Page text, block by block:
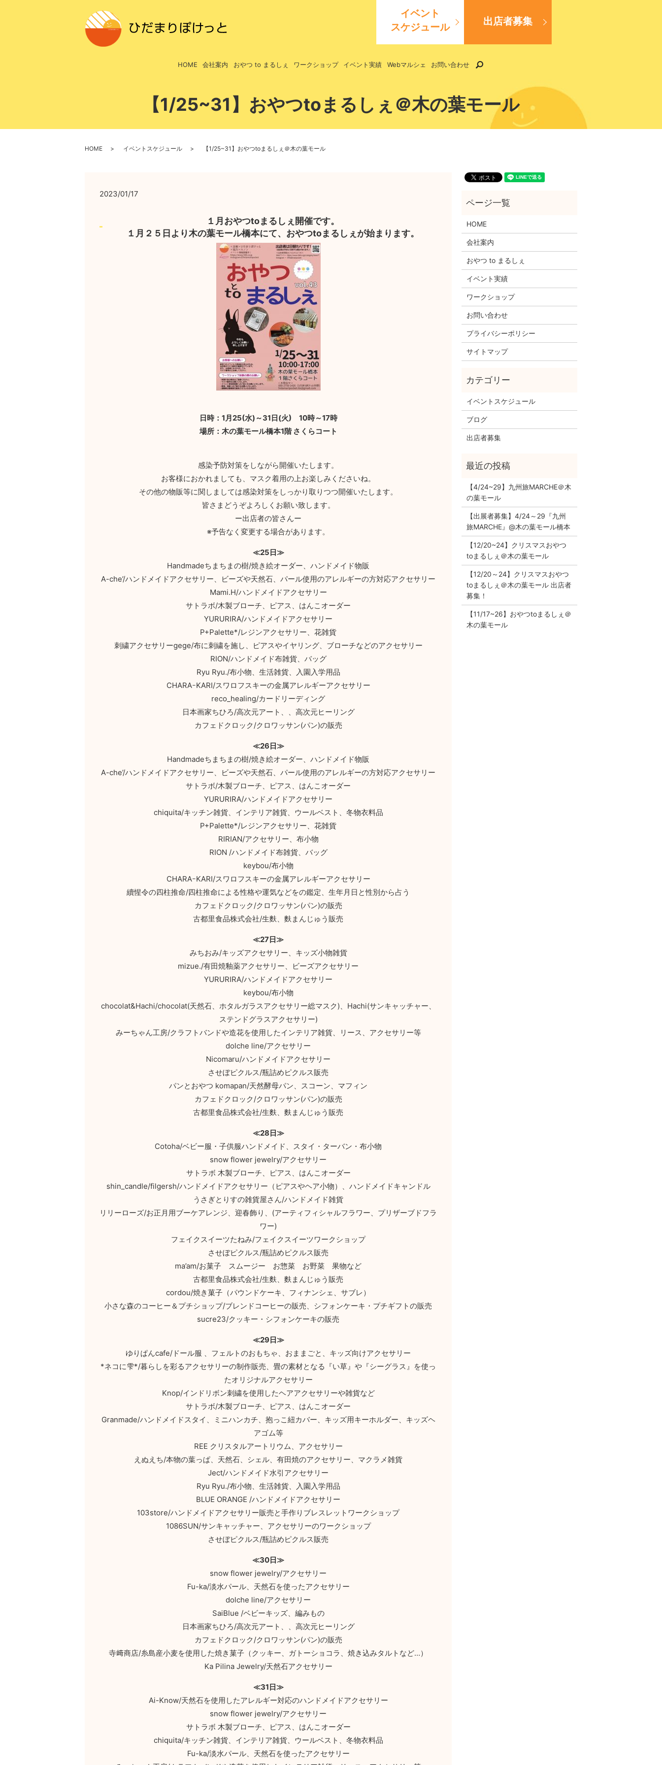
イベント
スケジュール
出店者募集
HOME 会社案内 おやつ to まるしぇ ワークショップ イベント実績 Webマルシェ お問い合わせ
【1/25~31】おやつtoまるしぇ＠木の葉モール
HOME イベントスケジュール 【1/25~31】おやつtoまるしぇ＠木の葉モール
2023/01/17
１月おやつtoまるしぇ開催です。
１月２５日より木の葉モール橋本にて、おやつtoまるしぇが始まります。
日時：1月25(水)～31日(火) 10時～17時
場所：木の葉モール橋本1階 さくらコート
感染予防対策をしながら開催いたします。
お客様におかれましても、マスク着用の上お楽しみくださいね。
その他の物販等に関しましては感染対策をしっかり取りつつ開催いたします。
皆さまどうぞよろしくお願い致します。
ー出店者の皆さんー
※予告なく変更する場合があります。
≪25日≫
Handmadeちまちまの樹/焼き絵オーダー、ハンドメイド物販
A-che’/ハンドメイドアクセサリー、ビーズや天然石、パール使用のアレルギーの方対応アクセサリー
Mami.H/ハンドメイドアクセサリー
サトラボ/木製ブローチ、ピアス、はんこオーダー
YURURIRA/ハンドメイドアクセサリー
P+Palette*/レジンアクセサリー、花雑貨
刺繍アクセサリーgege/布に刺繍を施し、ピアスやイヤリング、ブローチなどのアクセサリー
RION/ハンドメイド布雑貨、バッグ
Ryu Ryu./布小物、生活雑貨、入園入学用品
CHARAｰKARI/スワロフスキーの金属アレルギーアクセサリー
reco_healing/カードリーディング
日本画家ちひろ/高次元アート、、高次元ヒーリング
カフェドクロック/クロワッサン(パン)の販売
≪26日≫
Handmadeちまちまの樹/焼き絵オーダー、ハンドメイド物販
A-che’/ハンドメイドアクセサリー、ビーズや天然石、パール使用のアレルギーの方対応アクセサリー
サトラボ/木製ブローチ、ピアス、はんこオーダー
YURURIRA/ハンドメイドアクセサリー
chiquita/キッチン雑貨、インテリア雑貨、ウールベスト、冬物衣料品
P+Palette*/レジンアクセサリー、花雑貨
RIRIAN/アクセサリー、布小物
RION /ハンドメイド布雑貨、バッグ
keybou/布小物
CHARAｰKARI/スワロフスキーの金属アレルギーアクセサリー
續惺令の四柱推命/四柱推命による性格や運気などをの鑑定、生年月日と性別から占う
カフェドクロック/クロワッサン(パン)の販売
古都里食品株式会社/生麩、麩まんじゅう販売
≪27日≫
みちおみ/キッズアクセサリー、キッズ小物雑貨
mizue./有田焼釉薬アクセサリー、ビーズアクセサリー
YURURIRA/ハンドメイドアクセサリー
keybou/布小物
chocolat&Hachi/chocolat(天然石、ホタルガラスアクセサリー総マスク)、Hachi(サンキャッチャー、
ステンドグラスアクセサリー)
みーちゃん工房/クラフトバンドや造花を使用したインテリア雑貨、リース、アクセサリー等
dolche line/アクセサリー
Nicomaru/ハンドメイドアクセサリー
させぼピクルス/瓶詰めピクルス販売
パンとおやつ komapan/天然酵母パン、スコーン、マフィン
カフェドクロック/クロワッサン(パン)の販売
古都里食品株式会社/生麩、麩まんじゅう販売
≪28日≫
Cotoha/ベビー服・子供服ハンドメイド、スタイ・ターバン・布小物
snow flower jewelry/アクセサリー
サトラボ 木製ブローチ、ピアス、はんこオーダー
shin_candle/filgersh/ハンドメイドアクセサリー（ピアスやヘア小物）、ハンドメイドキャンドル
うさぎとりすの雑貨屋さん/ハンドメイド雑貨
リリーローズ/お正月用ブーケアレンジ、迎春飾り、(アーティフィシャルフラワー、プリザーブドフラ
ワー)
フェイクスイーツたねみ/フェイクスイーツワークショップ
させぼピクルス/瓶詰めピクルス販売
ma’am/お菓子 スムージー お惣菜 お野菜 果物など
古都里食品株式会社/生麩、麩まんじゅう販売
cordou/焼き菓子（パウンドケーキ、フィナンシェ、サブレ）
小さな森のコーヒー＆プチショップ/ブレンドコーヒーの販売、シフォンケーキ・プチギフトの販売
sucre23/クッキー・シフォンケーキの販売
≪29日≫
ゆりぱんcafe/ドール服 、フェルトのおもちゃ、おままごと、キッズ向けアクセサリー
*ネコに雫*/暮らしを彩るアクセサリーの制作販売、畳の素材となる『い草』や『シーグラス』を使っ
たオリジナルアクセサリー
Knop/インドリボン刺繍を使用したヘアアクセサリーや雑貨など
サトラボ/木製ブローチ、ピアス、はんこオーダー
Granmade/ハンドメイドスタイ、ミニハンカチ、抱っこ紐カバー、キッズ用キーホルダー、キッズヘ
アゴム等
REE クリスタルアートリウム、アクセサリー
えぬえち/本物の葉っぱ、天然石、シェル、有田焼のアクセサリー、マクラメ雑貨
Ject/ハンドメイド水引アクセサリー
Ryu Ryu./布小物、生活雑貨、入園入学用品
BLUE ORANGE /ハンドメイドアクセサリー
103store/ハンドメイドアクセサリー販売と手作りブレスレットワークショップ
1086SUN/サンキャッチャー、アクセサリーのワークショップ
させぼピクルス/瓶詰めピクルス販売
≪30日≫
snow flower jewelry/アクセサリー
Fu-ka/淡水パール、天然石を使ったアクセサリー
dolche line/アクセサリー
SaiBlue /ベビーキッズ、編みもの
日本画家ちひろ/高次元アート、、高次元ヒーリング
カフェドクロック/クロワッサン(パン)の販売
寺﨑商店/糸島産小麦を使用した焼き菓子（クッキー、ガトーショコラ、焼き込みタルトなど…）
Ka Pilina Jewelry/天然石アクセサリー
≪31日≫
Ai-Know/天然石を使用したアレルギー対応のハンドメイドアクセサリー
snow flower jewelry/アクセサリー
サトラボ 木製ブローチ、ピアス、はんこオーダー
chiquita/キッチン雑貨、インテリア雑貨、ウールベスト、冬物衣料品
Fu-ka/淡水パール、天然石を使ったアクセサリー
HOME
会社案内
おやつ to まるしぇ
イベント実績
ワークショップ
お問い合わせ
プライバシーポリシー
サイトマップ
イベントスケジュール
ブログ
出店者募集
【4/24~29】九州旅MARCHE＠木
の葉モール
【出展者募集】4/24～29『九州
旅MARCHE』@木の葉モール橋本
【12/20~24】クリスマスおやつ
toまるしぇ＠木の葉モール
【12/20～24】クリスマスおやつ
toまるしぇ＠木の葉モール 出店者
募集！
【11/17~26】おやつtoまるしぇ＠
木の葉モール